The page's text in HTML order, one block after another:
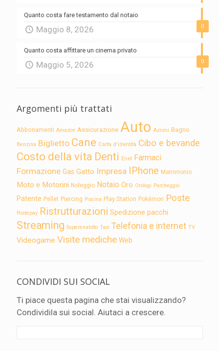
0
Quanto costa fare testamento dal notaio
Maggio 8, 2026
0
Quanto costa affittare un cinema privato
Maggio 5, 2026
Argomenti più trattati
Abbonamenti Amazon Assicurazione Auto Azioni Bagno
Benzina Biglietto Cane Carta d'identità Cibo e bevande
Costo della vita Denti Enel Farmaci
Formazione Gas Gatto Impresa IPhone Matrimonio
Moto e Motorini Noleggio Notaio Oro Orologi Parcheggio
Patente Pellet Piercing Piscina Play Station Pokémon Poste
Postepay Ristrutturazioni Spedizione pacchi
Streaming Superenalotto Taxi Telefonia e internet TV
Videogame Visite mediche Web
CONDIVIDI SUI SOCIAL
Ti piace questa pagina che stai visualizzando?
Condividila sui social. Aiutaci a crescere.